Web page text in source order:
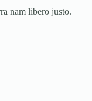
nam libero justo.